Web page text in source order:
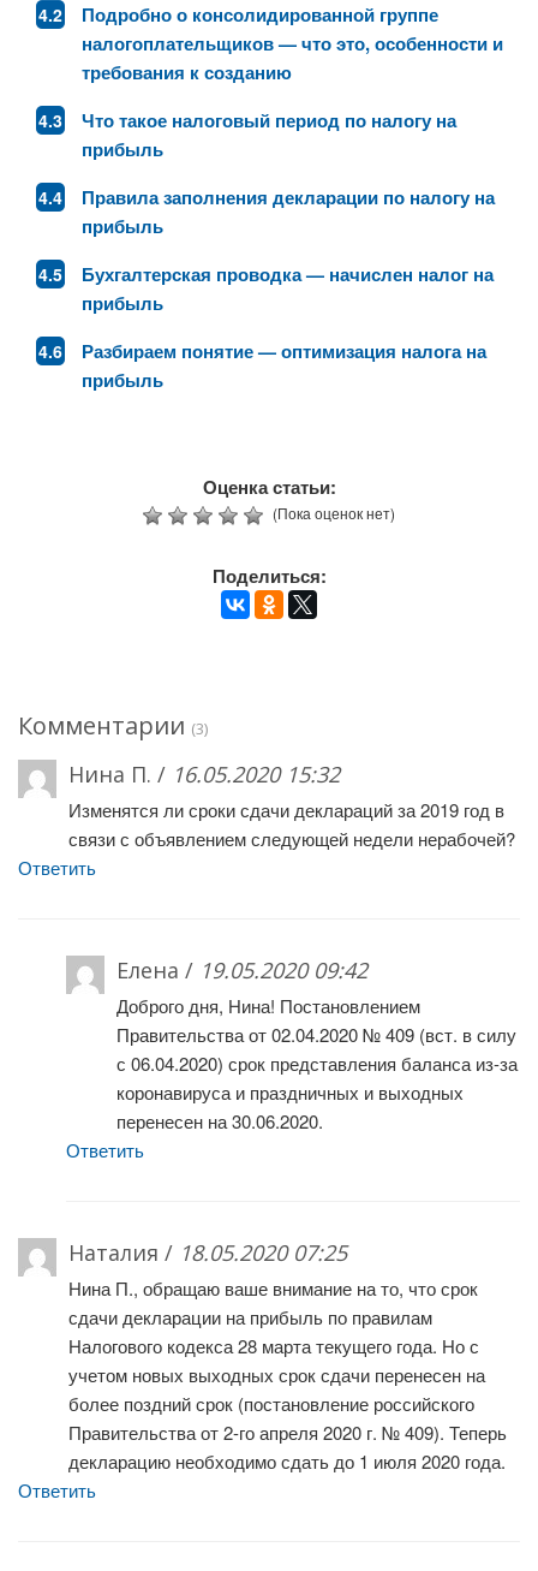
Подробно о консолидированной группе
налогоплательщиков — что это, особенности и
требования к созданию
Что такое налоговый период по налогу на
прибыль
Правила заполнения декларации по налогу на
прибыль
Бухгалтерская проводка — начислен налог на
прибыль
Разбираем понятие — оптимизация налога на
прибыль
Оценка статьи:
(Пока оценок нет)
Поделиться:
Комментарии (3)
Нина П. / 16.05.2020 15:32
Изменятся ли сроки сдачи деклараций за 2019 год в
связи с объявлением следующей недели нерабочей?
Ответить
Елена / 19.05.2020 09:42
Доброго дня, Нина! Постановлением
Правительства от 02.04.2020 № 409 (вст. в силу
с 06.04.2020) срок представления баланса из-за
коронавируса и праздничных и выходных
перенесен на 30.06.2020.
Ответить
Наталия / 18.05.2020 07:25
Нина П., обращаю ваше внимание на то, что срок
сдачи декларации на прибыль по правилам
Налогового кодекса 28 марта текущего года. Но с
учетом новых выходных срок сдачи перенесен на
более поздний срок (постановление российского
Правительства от 2-го апреля 2020 г. № 409). Теперь
декларацию необходимо сдать до 1 июля 2020 года.
Ответить